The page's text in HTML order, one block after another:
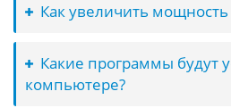
Как увеличить
Какие программы будут
компьютере?